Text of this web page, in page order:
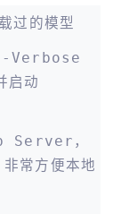
的模型
Verbose
动
Server，
常方便本地